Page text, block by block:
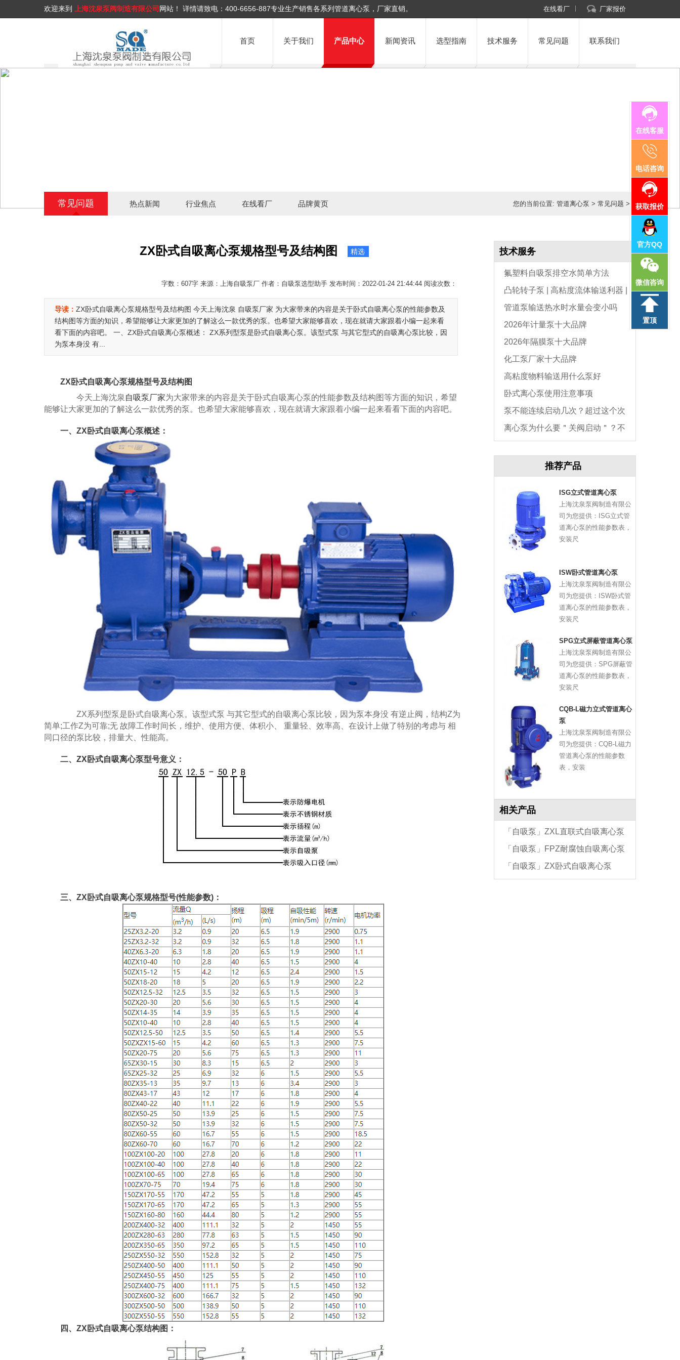
欢迎来到 上海沈泉泵阀制造有限公司 网站！ 详情请致电： 400-6656-887专业生产销售各系列管道离心泵，厂家直销。 在线看厂 厂家报价
首页 关于我们 产品中心 新闻资讯 选型指南 技术服务 常见问题 联系我们
在线客服
电话咨询
获取报价
官方QQ
微信咨询
置顶
常见问题 热点新闻 行业焦点 在线看厂 品牌黄页 您的当前位置:管道离心泵 >常见问题 >
ZX卧式自吸离心泵规格型号及结构图 精选
字数：607字 来源：上海自吸泵厂 作者：自吸泵选型助手 发布时间：2022-01-24 21:44:44 阅读次数：
导读： ZX卧式自吸离心泵规格型号及结构图 今天上海沈泉 自吸泵厂家 为大家带来的内容是关于卧式自吸离心泵的性能参数及
结构图等方面的知识，希望能够让大家更加的了解这么一款优秀的泵。也希望大家能够喜欢，现在就请大家跟着小编一起来看
看下面的内容吧。 一、ZX卧式自吸离心泵概述： ZX系列型泵是卧式自吸离心泵。该型式泵 与其它型式的自吸离心泵比较，因
为泵本身没 有...
ZX卧式自吸离心泵规格型号及结构图
今天上海沈泉 自吸泵厂家为大家带来的内容是关于卧式自吸离心泵的性能参数及结构图等方面的知识，希望
能够让大家更加的了解这么一款优秀的泵。也希望大家能够喜欢，现在就请大家跟着小编一起来看看下面的内容吧。
一、ZX卧式自吸离心泵概述：
ZX系列型泵是卧式自吸离心泵。该型式泵 与其它型式的自吸离心泵比较，因为泵本身没 有逆止阀，结构Z为
简单;工作Z为可靠;无 故障工作时间长，维护、使用方便、体积小、 重量轻、效率高、在设计上做了特别的考虑与 相
同口径的泵比较，排量大、性能高。
二、 ZX卧式自吸离心泵型号意义：
三、ZX卧式自吸离心泵规格型号(性能参数)：
四、ZX卧式自吸离心泵结构图：
技术服务
氟塑料自吸泵排空水简单方法
凸轮转子泵 | 高粘度流体输送利器 |
选型与维护全指南
管道泵输送热水时水量会变小吗
2026年计量泵十大品牌
2026年隔膜泵十大品牌
化工泵厂家十大品牌
高粘度物料输送用什么泵好
卧式离心泵使用注意事项
泵不能连续启动几次？超过这个次
数，电机必坏
离心泵为什么要＂关阀启动＂？不
推荐产品
ISG立式管道离心泵
上海沈泉泵阀制造有限公
司为您提供：ISG立式管
道离心泵的性能参数表，
安装尺
ISW卧式管道离心泵
上海沈泉泵阀制造有限公
司为您提供：ISW卧式管
道离心泵的性能参数表，
安装尺
SPG立式屏蔽管道离心泵
上海沈泉泵阀制造有限公
司为您提供：SPG屏蔽管
道离心泵的性能参数表，
安装尺
CQB-L磁力立式管道离心
泵
上海沈泉泵阀制造有限公
司为您提供：CQB-L磁力
管道离心泵的性能参数
表，安装
相关产品
「自吸泵」ZXL直联式自吸离心泵
「自吸泵」FPZ耐腐蚀自吸离心泵
「自吸泵」ZX卧式自吸离心泵